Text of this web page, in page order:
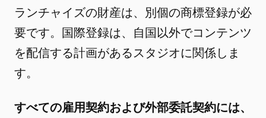
ランチャイズの財産は、別個の商標登録が必
要です。国際登録は、自国以外でコンテンツ
を配信する計画があるスタジオに関係しま
す。
すべての雇用契約および外部委託契約には、